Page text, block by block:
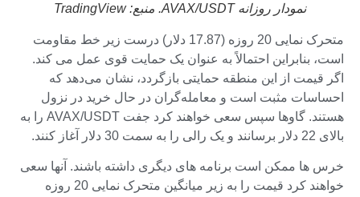
نمودار روزانه AVAX/USDT. منبع: TradingView
متحرک نمایی 20 روزه (17.87 دلار) درست زیر خط مقاومت
است، بنابراین احتمالاً به عنوان یک حمایت قوی عمل می کند.
اگر قیمت از این منطقه حمایتی بازگردد، نشان می‌دهد که
احساسات مثبت است و معامله‌گران در حال خرید در نزول
هستند. گاوها سپس سعی خواهند کرد جفت AVAX/USDT را به
بالای 22 دلار برسانند و یک رالی را به سمت 30 دلار آغاز کنند.
خرس ها ممکن است برنامه های دیگری داشته باشند. آنها سعی
خواهند کرد قیمت را به زیر میانگین متحرک نمایی 20 روزه